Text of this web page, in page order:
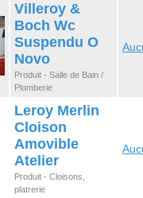
Villeroy &
Boch Wc
Suspendu O
Novo
Produit - Salle de Bain /
Plomberie
Leroy Merlin
Cloison
Amovible
Atelier
Produit - Cloisons,
platrerie